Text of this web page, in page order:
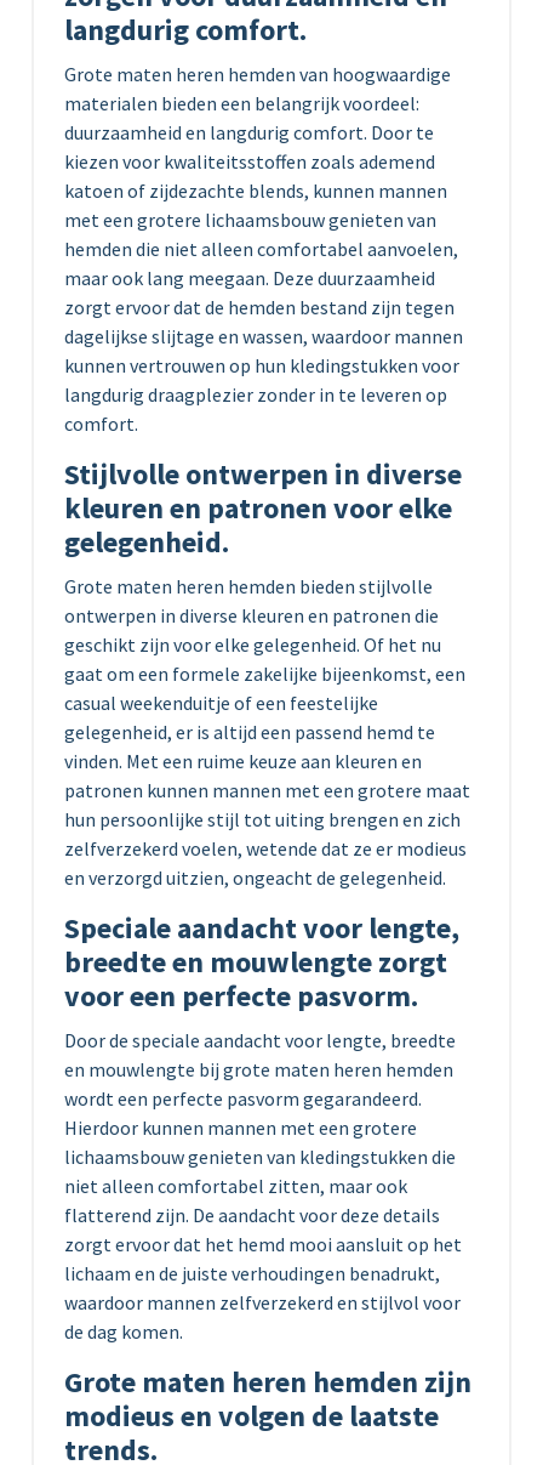
langdurig comfort.
Grote maten heren hemden van hoogwaardige
materialen bieden een belangrijk voordeel:
duurzaamheid en langdurig comfort. Door te
kiezen voor kwaliteitsstoffen zoals ademend
katoen of zijdezachte blends, kunnen mannen
met een grotere lichaamsbouw genieten van
hemden die niet alleen comfortabel aanvoelen,
maar ook lang meegaan. Deze duurzaamheid
zorgt ervoor dat de hemden bestand zijn tegen
dagelijkse slijtage en wassen, waardoor mannen
kunnen vertrouwen op hun kledingstukken voor
langdurig draagplezier zonder in te leveren op
comfort.
Stijlvolle ontwerpen in diverse
kleuren en patronen voor elke
gelegenheid.
Grote maten heren hemden bieden stijlvolle
ontwerpen in diverse kleuren en patronen die
geschikt zijn voor elke gelegenheid. Of het nu
gaat om een formele zakelijke bijeenkomst, een
casual weekenduitje of een feestelijke
gelegenheid, er is altijd een passend hemd te
vinden. Met een ruime keuze aan kleuren en
patronen kunnen mannen met een grotere maat
hun persoonlijke stijl tot uiting brengen en zich
zelfverzekerd voelen, wetende dat ze er modieus
en verzorgd uitzien, ongeacht de gelegenheid.
Speciale aandacht voor lengte,
breedte en mouwlengte zorgt
voor een perfecte pasvorm.
Door de speciale aandacht voor lengte, breedte
en mouwlengte bij grote maten heren hemden
wordt een perfecte pasvorm gegarandeerd.
Hierdoor kunnen mannen met een grotere
lichaamsbouw genieten van kledingstukken die
niet alleen comfortabel zitten, maar ook
flatterend zijn. De aandacht voor deze details
zorgt ervoor dat het hemd mooi aansluit op het
lichaam en de juiste verhoudingen benadrukt,
waardoor mannen zelfverzekerd en stijlvol voor
de dag komen.
Grote maten heren hemden zijn
modieus en volgen de laatste
trends.